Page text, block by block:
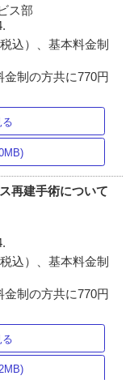
ス部
込）、基本料金制
制の方共に770円
再建手術について
込）、基本料金制
制の方共に770円